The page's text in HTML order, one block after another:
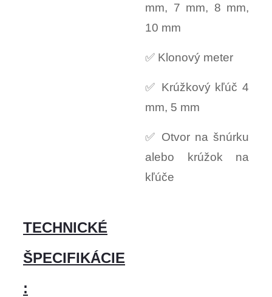
mm, 7 mm, 8 mm,
10 mm
✅ Klonový meter
✅ Krúžkový kľúč 4
mm, 5 mm
✅ Otvor na šnúrku
alebo krúžok na
kľúče
TECHNICKÉ
ŠPECIFIKÁCIE
: